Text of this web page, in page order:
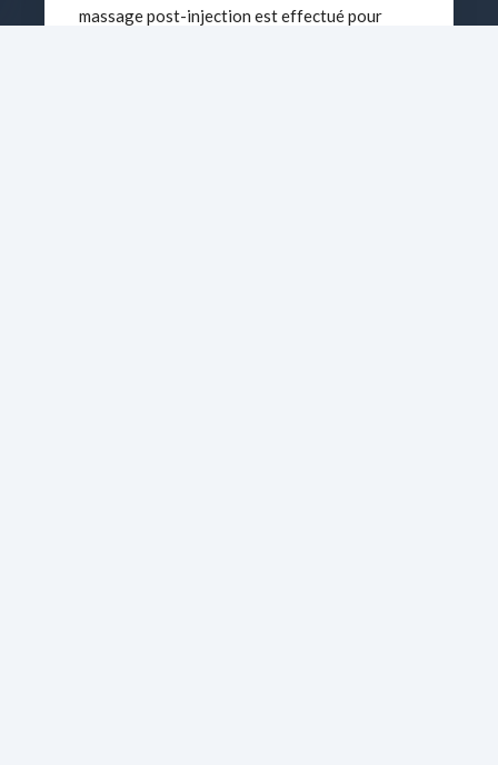
massage post-injection est effectué pour